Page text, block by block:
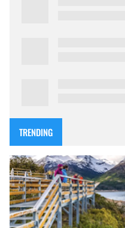
TRENDING